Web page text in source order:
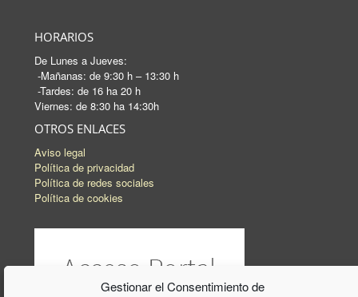
Gestionar el Consentimiento de
HORARIOS
De Lunes a Jueves:
-Mañanas: de 9:30 h – 13:30 h
-Tardes: de 16 ha 20 h
Viernes: de 8:30 ha 14:30h
OTROS ENLACES
Aviso legal
Política de privacidad
Política de redes sociales
Política de cookies